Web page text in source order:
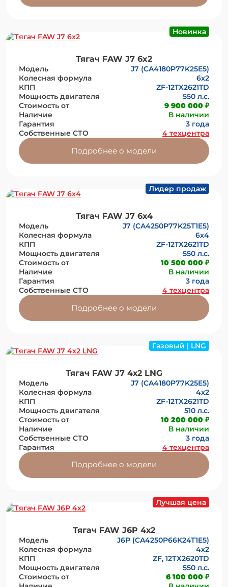
Новинка
Тягач FAW J7 6x2
Модель
J7 (CA4180P77K25E5)
Колесная формула
6x2
КПП
ZF-12TX2621TD
Мощность двигателя
550 л.с.
Стоимость от
9 900 000 ₽
Наличие
В наличии
Гарантия
3 года
Собственные СТО
4 техцентра
Подробнее о модели
Лидер продаж
Тягач FAW J7 6х4
Модель
J7 (CA4250P77K25T1E5)
Колесная формула
6x4
КПП
ZF-12TX2621TD
Мощность двигателя
550 л.с.
Стоимость от
10 500 000 ₽
Наличие
В наличии
Гарантия
3 года
Собственные СТО
4 техцентра
Подробнее о модели
Газовый | LNG
Тягач FAW J7 4х2 LNG
Модель
J7 (CA4180P77K25E5)
Колесная формула
4x2
КПП
ZF-12TX2621TD
Мощность двигателя
510 л.с.
Стоимость от
10 200 000 ₽
Наличие
В наличии
Собственные СТО
3 года
Гарантия
4 техцентра
Подробнее о модели
Лучшая цена
Тягач FAW J6P 4х2
Модель
J6P (CA4250P66K24T1E5)
Колесная формула
4х2
КПП
ZF, 12ТХ2620TD
Мощность двигателя
550 л.с.
Стоимость от
6 100 000 ₽